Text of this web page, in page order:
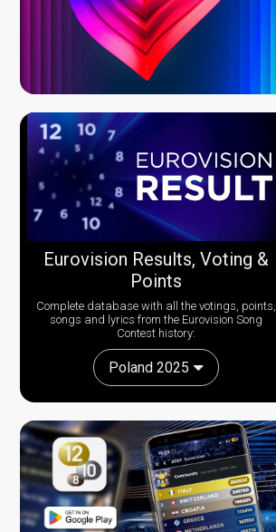
Eurovision Results, Voting &
Points
Complete database with all the votings, points,
songs and lyrics from the Eurovision Song
Contest history:
Poland 2025